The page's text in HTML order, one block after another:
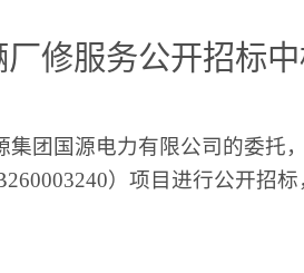
修服务公开招标
团国源电力有限公司的委托
）项目进行公开招